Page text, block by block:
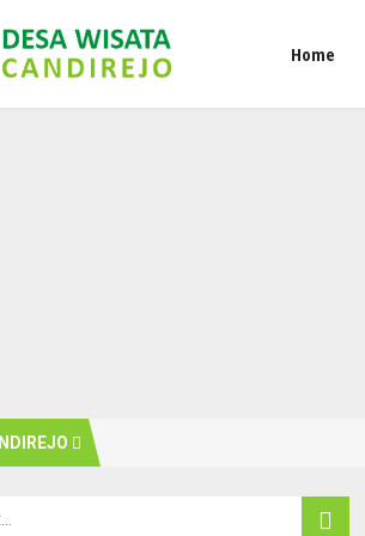
Home